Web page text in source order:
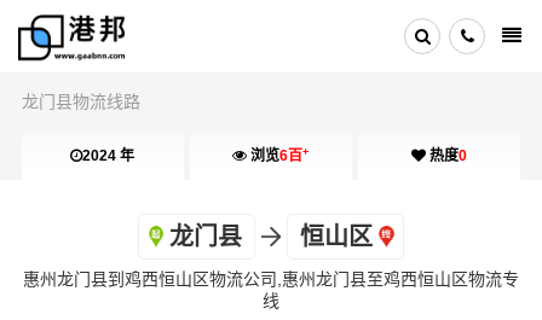
龙门县物流线路
2024 年 浏览6百+ 热度0
龙门县 恒山区
惠州龙门县到鸡西恒山区物流公司,惠州龙门县至鸡西恒山区物流专
线